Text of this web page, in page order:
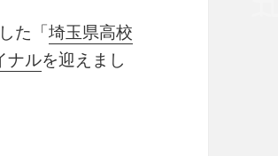
た「埼玉県高校
ナルを迎えまし